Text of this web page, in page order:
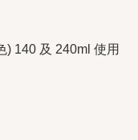
) 140 及 240ml 使用